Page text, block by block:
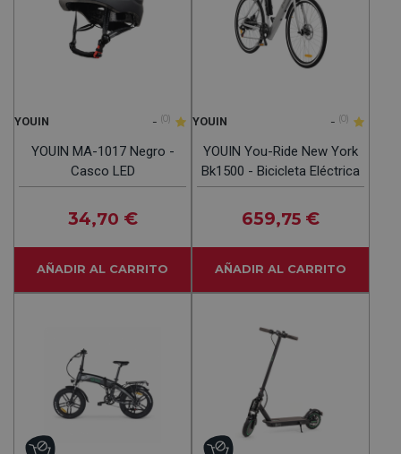
YOUIN - (0)
YOUIN MA-1017 Negro -
Casco LED
34,70 €
AÑADIR AL CARRITO
YOUIN - (0)
YOUIN You-Ride New York
Bk1500 - Bicicleta Eléctrica
659,75 €
AÑADIR AL CARRITO